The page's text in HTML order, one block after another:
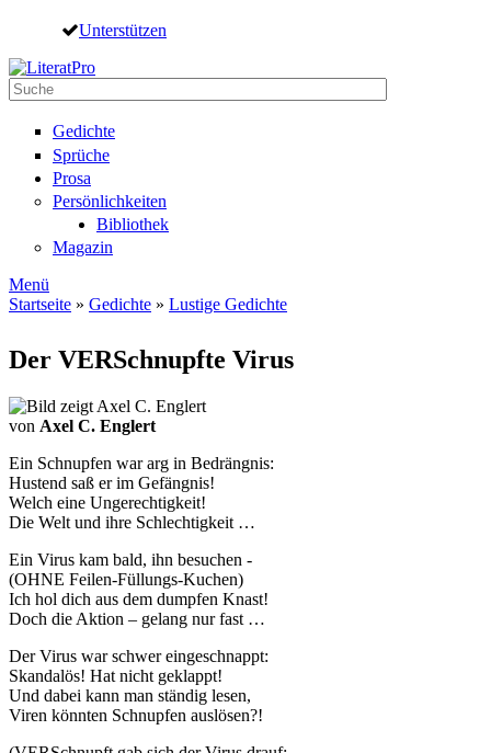
Direkt zum Inhalt
Unterstützen
Suche
Gedichte
Sprüche
Prosa
Persönlichkeiten
Bibliothek
Magazin
Menü
Startseite » Gedichte » Lustige Gedichte
Der VERSchnupfte Virus
von Axel C. Englert
Ein Schnupfen war arg in Bedrängnis:
Hustend saß er im Gefängnis!
Welch eine Ungerechtigkeit!
Die Welt und ihre Schlechtigkeit …
Ein Virus kam bald, ihn besuchen -
(OHNE Feilen-Füllungs-Kuchen)
Ich hol dich aus dem dumpfen Knast!
Doch die Aktion – gelang nur fast …
Der Virus war schwer eingeschnappt:
Skandalös! Hat nicht geklappt!
Und dabei kann man ständig lesen,
Viren könnten Schnupfen auslösen?!